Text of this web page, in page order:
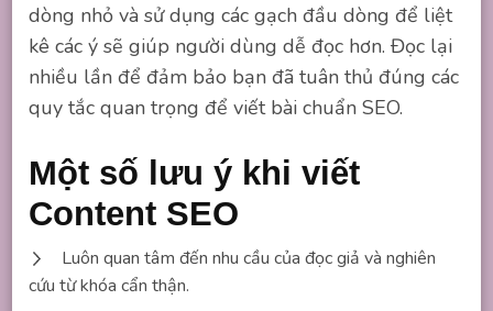
dòng nhỏ và sử dụng các gạch đầu dòng để liệt
kê các ý sẽ giúp người dùng dễ đọc hơn. Đọc lại
nhiều lần để đảm bảo bạn đã tuân thủ đúng các
quy tắc quan trọng để viết bài chuẩn SEO.
Một số lưu ý khi viết
Content SEO
Luôn quan tâm đến nhu cầu của đọc giả và nghiên
cứu từ khóa cẩn thận.